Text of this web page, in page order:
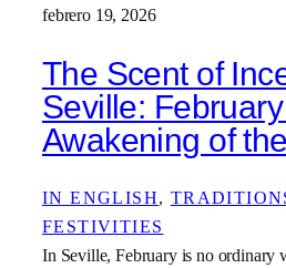
febrero 19, 2026
The Scent of
Seville:
Awakening of
IN ENGLISH,
FESTIVITIES
In Seville, February is no ordinary